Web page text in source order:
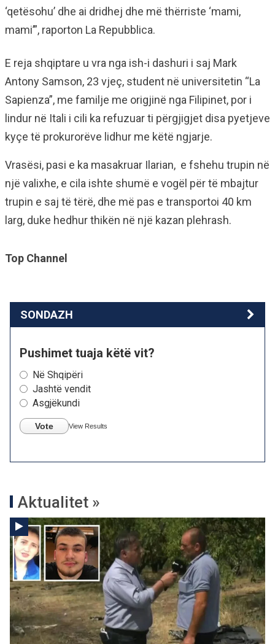
‘qetësohu’ dhe ai dridhej dhe më thërriste ‘mami,
mami’”, raporton La Repubblica.
E reja shqiptare u vra nga ish-i dashuri i saj Mark
Antony Samson, 23 vjeç, student në universitetin “La
Sapienza”, me familje me origjinë nga Filipinet, por i
lindur në Itali i cili ka refuzuar ti përgjigjet disa pyetjeve
kyçe të prokurorëve lidhur me këtë ngjarje.
Vrasësi, pasi e ka masakruar Ilarian, e fshehu trupin në
një valixhe, e cila ishte shumë e vogël për të mbajtur
trupin e saj të tërë, dhe më pas e transportoi 40 km
larg, duke hedhur thikën në një kazan plehrash.
Top Channel
SONDAZH
Pushimet tuaja këtë vit?
Në Shqipëri
Jashtë vendit
Asgjëkundi
Vote View Results
Aktualitet »